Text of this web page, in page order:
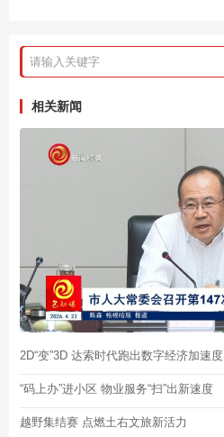
相关新闻
2D“变”3D 达索时代跑出数字经济加速度
“码上办”进小区 物业服务“扫”出新速度
越野集结赛 点燃土右文旅新活力